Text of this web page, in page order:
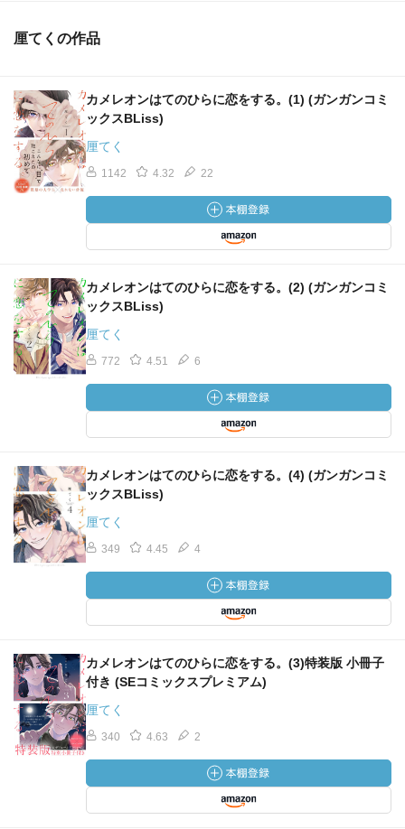
厘てくの作品
カメレオンはてのひらに恋をする。(1) (ガンガンコミ
ックスBLiss)
厘てく
1142 4.32 22
カメレオンはてのひらに恋をする。(2) (ガンガンコミ
ックスBLiss)
厘てく
772 4.51 6
カメレオンはてのひらに恋をする。(4) (ガンガンコミ
ックスBLiss)
厘てく
349 4.45 4
カメレオンはてのひらに恋をする。(3)特装版 小冊子
付き (SEコミックスプレミアム)
厘てく
340 4.63 2